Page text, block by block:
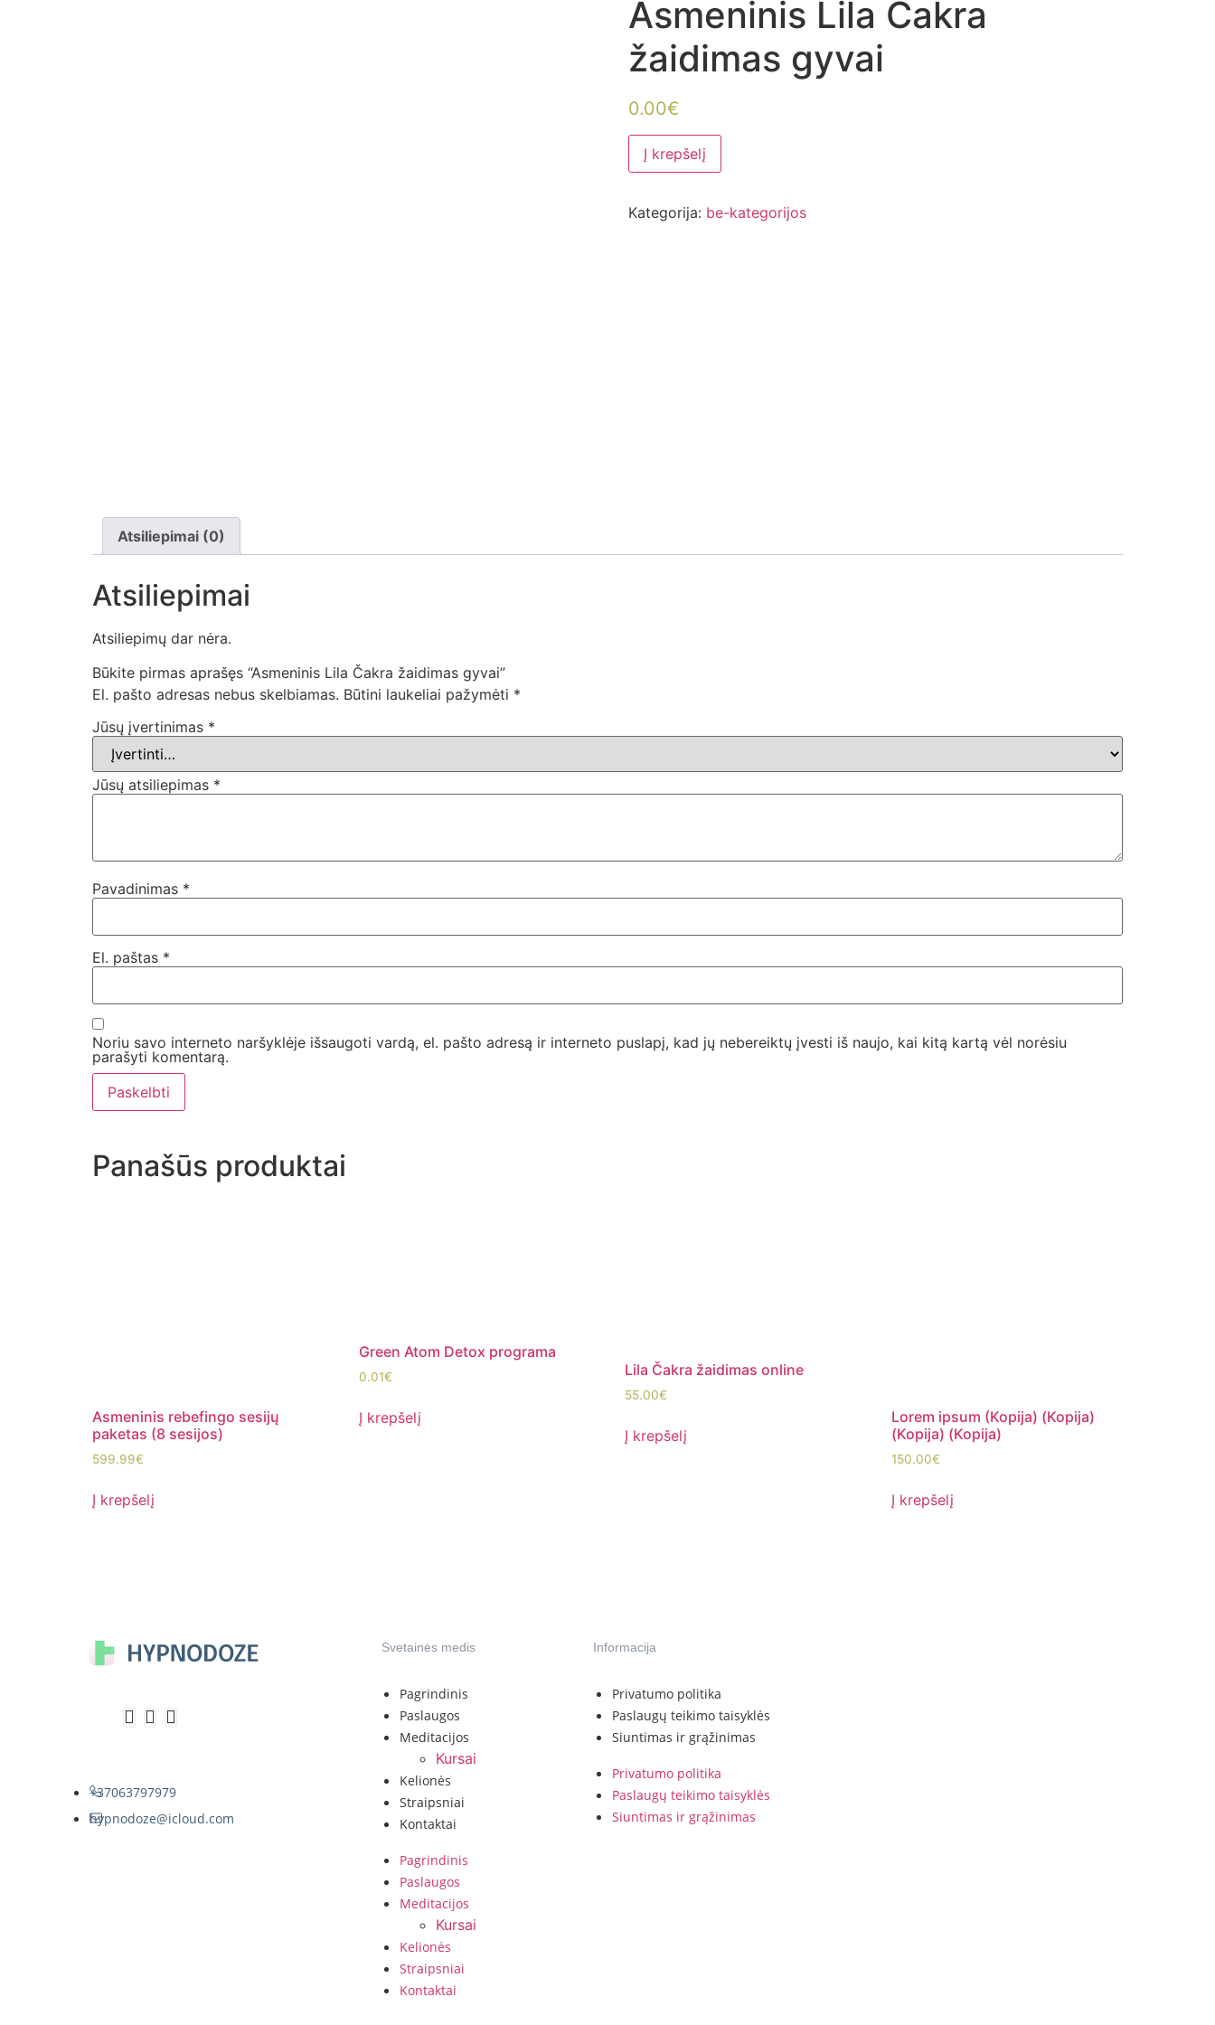
Asmeninis Lila Čakra
žaidimas gyvai
0.00€
Į krepšelį
Kategorija: be-kategorijos
Atsiliepimai (0)
Atsiliepimai
Atsiliepimų dar nėra.
Būkite pirmas aprašęs “Asmeninis Lila Čakra žaidimas gyvai”
El. pašto adresas nebus skelbiamas. Būtini laukeliai pažymėti *
Jūsų įvertinimas *
Jūsų atsiliepimas *
Pavadinimas *
El. paštas *
Noriu savo interneto naršyklėje išsaugoti vardą, el. pašto adresą ir interneto puslapį, kad jų nebereiktų įvesti iš naujo, kai kitą kartą vėl norėsiu
parašyti komentarą.
Panašūs produktai
Asmeninis rebefingo sesijų
paketas (8 sesijos)
599.99€
Į krepšelį
Green Atom Detox programa
0.01€
Į krepšelį
Lila Čakra žaidimas online
55.00€
Į krepšelį
Lorem ipsum (Kopija) (Kopija)
(Kopija) (Kopija)
150.00€
Į krepšelį
+37063797979
hypnodoze@icloud.com
Svetainės medis
Pagrindinis
Paslaugos
Meditacijos
Kursai
Kelionės
Straipsniai
Kontaktai
Pagrindinis
Paslaugos
Meditacijos
Kursai
Kelionės
Straipsniai
Kontaktai
Informacija
Privatumo politika
Paslaugų teikimo taisyklės
Siuntimas ir grąžinimas
Privatumo politika
Paslaugų teikimo taisyklės
Siuntimas ir grąžinimas